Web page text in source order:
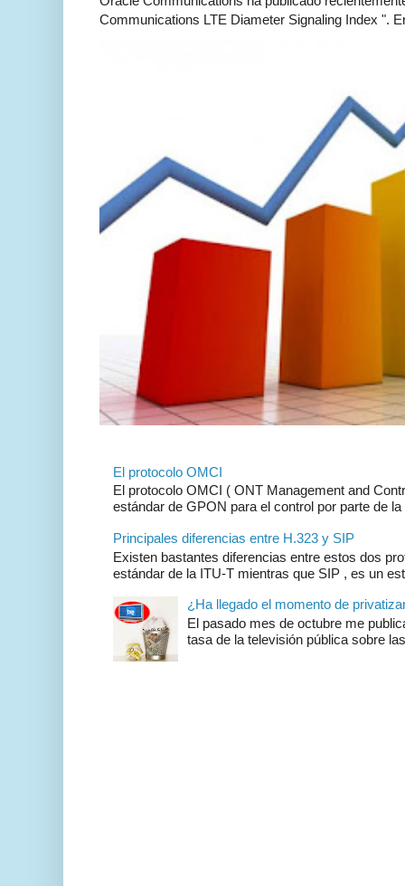
Communications LTE Diameter Signaling Index ".
El protocolo OMCI
El protocolo OMCI ( ONT Management and
estándar de GPON para el control por parte de
Principales diferencias entre H.323 y SIP
Existen bastantes diferencias entre estos dos
estándar de la ITU-T mientras que SIP , es un
¿Ha llegado el momento de
El pasado mes de octubre me
tasa de la televisión pública sobre